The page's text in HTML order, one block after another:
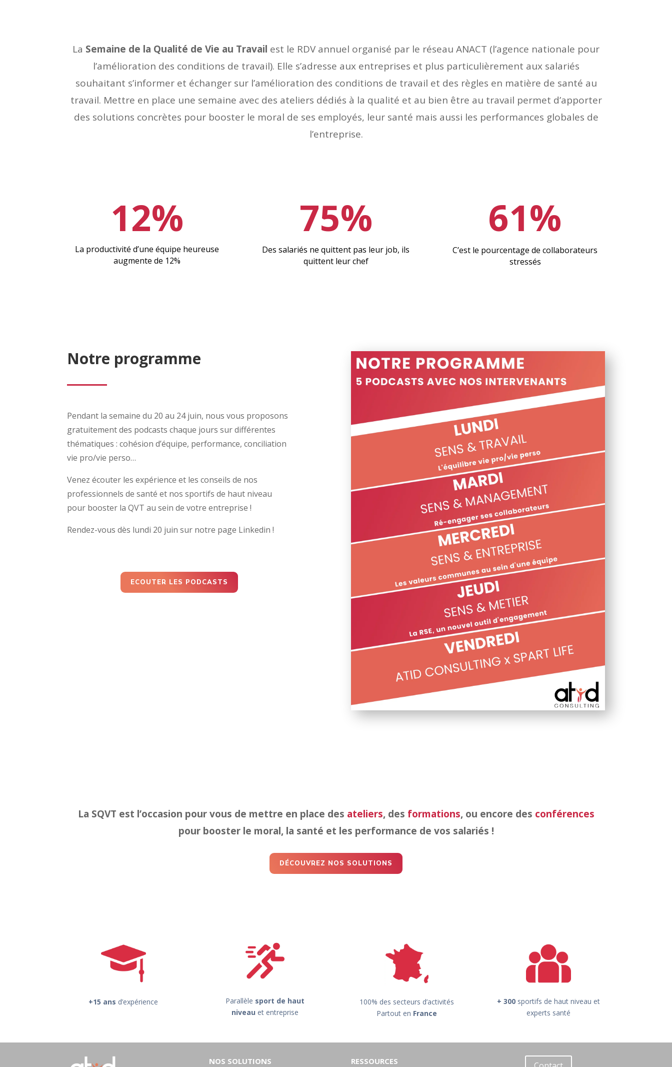
La Semaine de la Qualité de Vie au Travail est le RDV annuel organisé par le réseau ANACT (l’agence nationale pour
l’amélioration des conditions de travail). Elle s’adresse aux entreprises et plus particulièrement aux salariés
souhaitant s’informer et échanger sur l’amélioration des conditions de travail et des règles en matière de santé au
travail. Mettre en place une semaine avec des ateliers dédiés à la qualité et au bien être au travail permet d’apporter
des solutions concrètes pour booster le moral de ses employés, leur santé mais aussi les performances globales de
l’entreprise.
12%
La productivité d’une équipe heureuse
augmente de 12%
75%
Des salariés ne quittent pas leur job, ils
quittent leur chef
61%
C’est le pourcentage de collaborateurs
stressés
Notre programme
Pendant la semaine du 20 au 24 juin, nous vous proposons
gratuitement des podcasts chaque jours sur différentes
thématiques : cohésion d’équipe, performance, conciliation
vie pro/vie perso…
Venez écouter les expérience et les conseils de nos
professionnels de santé et nos sportifs de haut niveau
pour booster la QVT au sein de votre entreprise !
Rendez-vous dès lundi 20 juin sur notre page Linkedin !
ECOUTER LES PODCASTS
La SQVT est l’occasion pour vous de mettre en place des ateliers, des formations, ou encore des conférences
pour booster le moral, la santé et les performance de vos salariés !
DÉCOUVREZ NOS SOLUTIONS
+15 ans d’expérience Parallèle sport de haut
niveau et entreprise
100% des secteurs d’activités
Partout en France
+ 300 sportifs de haut niveau et
experts santé
NOS SOLUTIONS RESSOURCES